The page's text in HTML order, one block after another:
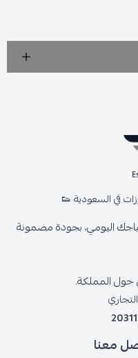
في السعودية 👟
اليومي، بجودة مضمونة
معنا